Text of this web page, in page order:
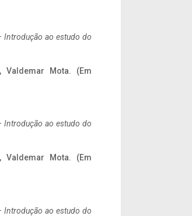
ao estudo do
, Valdemar Mota. (Em
ao estudo do
, Valdemar Mota. (Em
ao estudo do